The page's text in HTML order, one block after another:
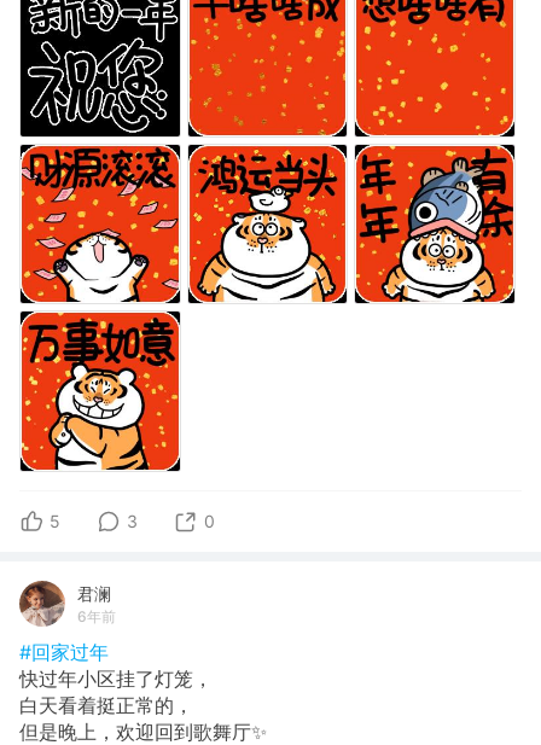
5 3 0
君澜
6年前
#回家过年
快过年小区挂了灯笼，
白天看着挺正常的，
但是晚上，欢迎回到歌舞厅✨